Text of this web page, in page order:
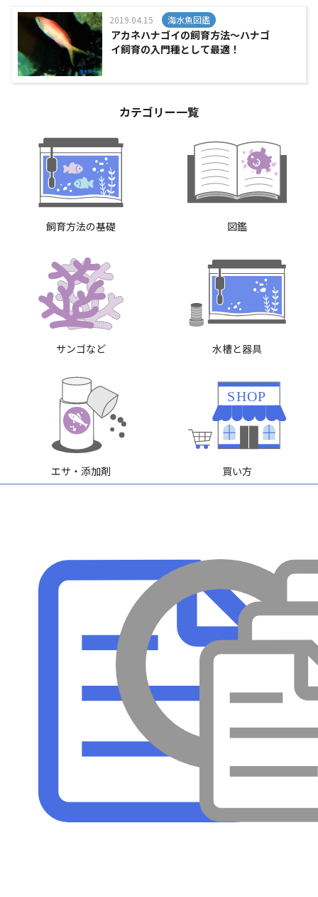
2019.04.15 海水魚図鑑
アカネハナゴイの飼育方法～ハナゴ
イ飼育の入門種として最適！
カテゴリー一覧
飼育方法の基礎 図鑑
サンゴなど 水槽と器具
エサ・添加剤
SHOP
買い方
メンテナンス 病気